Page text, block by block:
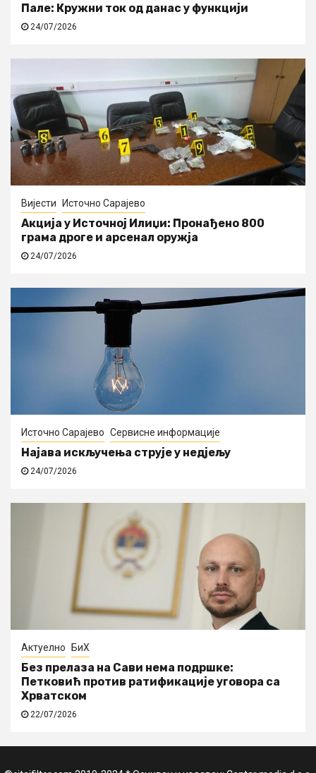
Пале: Кружни ток од данас у функцији
24/07/2026
Вијести Источно Сарајево
Акција у Источној Илиџи: Пронађено 800
грама дроге и арсенал оружја
24/07/2026
Источно Сарајево Сервисне информације
Најава искључења струје у недјељу
24/07/2026
Актуелно БиХ
Без прелаза на Сави нема подршке:
Петковић против ратификације уговора са
Хрватском
22/07/2026